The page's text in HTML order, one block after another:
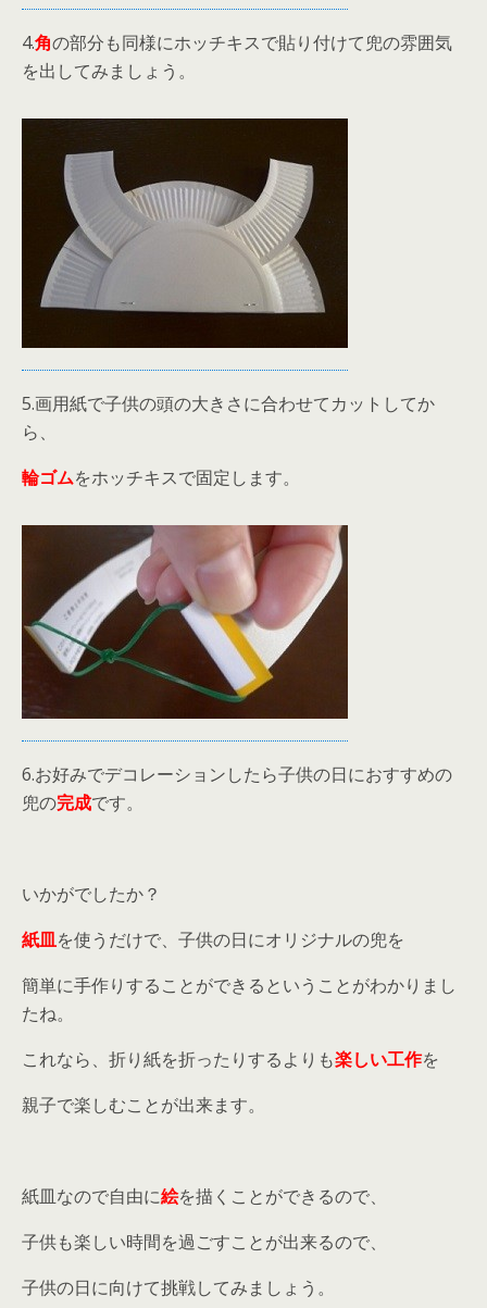
4.角の部分も同様にホッチキスで貼り付けて兜の雰囲気
を出してみましょう。
5.画用紙で子供の頭の大きさに合わせてカットしてか
ら、
輪ゴムをホッチキスで固定します。
6.お好みでデコレーションしたら子供の日におすすめの
兜の完成です。
いかがでしたか？
紙皿を使うだけで、子供の日にオリジナルの兜を
簡単に手作りすることができるということがわかりまし
たね。
これなら、折り紙を折ったりするよりも楽しい工作を
親子で楽しむことが出来ます。
紙皿なので自由に絵を描くことができるので、
子供も楽しい時間を過ごすことが出来るので、
子供の日に向けて挑戦してみましょう。